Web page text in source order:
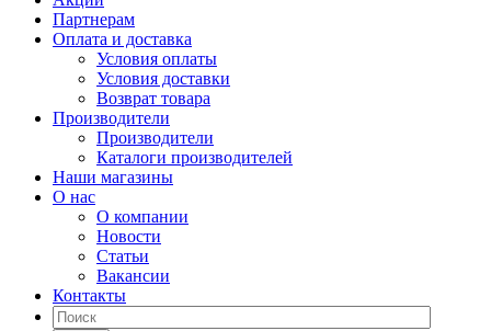
Партнерам
Оплата и доставка
Условия оплаты
Условия доставки
Возврат товара
Производители
Производители
Каталоги производителей
Наши магазины
О нас
О компании
Новости
Статьи
Вакансии
Контакты